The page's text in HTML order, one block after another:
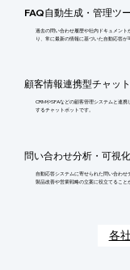
FAQ自動生成・管理ツ
過去の問い合わせ履歴や社内ドキュメント
り、常に最新の情報に基づいた自動応答が
顧客情報連携型チャッ
CRMやSFAなどの顧客管理システムと連
するチャットボットです。
問い合わせ分析・可視
自動応答システムに寄せられた問い合わせ
製品改善や営業戦略の立案に役立てること
各